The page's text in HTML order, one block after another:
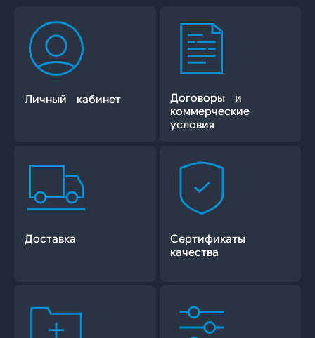
Личный кабинет
Договоры и
коммерческие
условия
Доставка
Сертификаты
качества